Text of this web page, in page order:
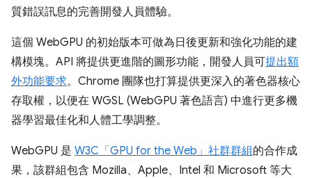
質錯誤訊息的完善開發人員體驗。
這個 WebGPU 的初始版本可做為日後更新和強化功能的建
構模塊。API 將提供更進階的圖形功能，開發人員可提出額
外功能要求。Chrome 團隊也打算提供更深入的著色器核心
存取權，以便在 WGSL (WebGPU 著色語言) 中進行更多機
器學習最佳化和人體工學調整。
WebGPU 是 W3C「GPU for the Web」社群群組的合作成
果，該群組包含 Mozilla、Apple、Intel 和 Microsoft 等大